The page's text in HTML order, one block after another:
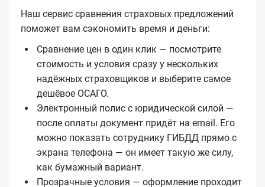
Наш сервис сравнения страховых предложений
поможет вам сэкономить время и деньги:
Сравнение цен в один клик — посмотрите
стоимость и условия сразу у нескольких
надёжных страховщиков и выберите самое
дешёвое ОСАГО.
Электронный полис с юридической силой —
после оплаты документ придёт на email. Его
можно показать сотруднику ГИБДД прямо с
экрана телефона — он имеет такую же силу,
как бумажный вариант.
Прозрачные условия — оформление проходит